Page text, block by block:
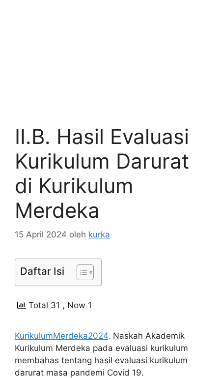
II.B. Hasil Evaluasi
Kurikulum Darurat
di Kurikulum
Merdeka
15 April 2024 oleh kurka
Daftar Isi
Total 31 , Now 1
KurikulumMerdeka2024. Naskah Akademik
Kurikulum Merdeka pada evaluasi kurikulum
membahas tentang hasil evaluasi kurikulum
darurat masa pandemi Covid 19.